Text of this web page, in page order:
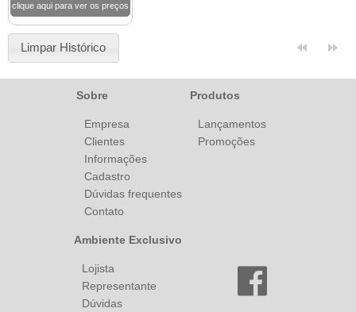
clique aqui para ver os preços
Limpar Histórico
Sobre
Empresa
Clientes
Informações
Cadastro
Dúvidas frequentes
Contato
Produtos
Lançamentos
Promoções
Ambiente Exclusivo
Lojista
Representante
Dúvidas